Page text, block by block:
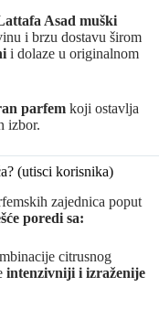
Asad muški
i brzu dostavu širom
i dolaze u originalnom
parfem koji ostavlja
izbor.
(utisci korisnika)
zajednica poput
poredi sa:
citrusnog
intenzivniji i izraženije